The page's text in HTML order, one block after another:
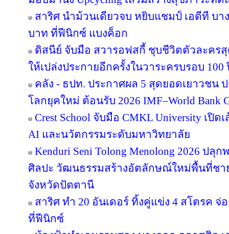
สาริศ นำม้วนเดียวจบ หยิบแชมป์ เอดีที บา
บาท ที่ฟีนิกซ์ แบงค็อก
ดิสนีย์ จับมือ สวารอฟสกี้ ชุบชีวิตตัวละคร
ให้เปล่งประกายอีกครั้งในวาระครบรอบ 100
คลัง - ธปท. ประกาศผล 5 สุดยอดเยาวชน
โลกยุคใหม่ ต้อนรับ 2026 IMF–World Bank
Crest School จับมือ CMKL University เปิ
AI และนวัตกรรมระดับมหาวิทยาลัย
Kenduri Seni Tolong Menolong 2026 ปลุ
ศิลปะ วัฒนธรรมสร้างอัตลักษณ์ใหม่พื้นที่ชา
จังหวัดปัตตานี
สาริศ ทำ 20 อันเดอร์ ทิ้งคู่แข่ง 4 สโตรค
ที่ฟีนิกซ์